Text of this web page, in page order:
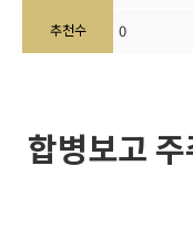
추천수 0
합병보고